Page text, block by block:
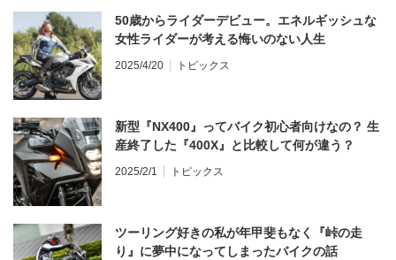
50歳からライダーデビュー。エネルギッシュな
女性ライダーが考える悔いのない人生
2025/4/20 トピックス
新型『NX400』ってバイク初心者向けなの？ 生
産終了した『400X』と比較して何が違う？
2025/2/1 トピックス
ツーリング好きの私が年甲斐もなく『峠の走
り』に夢中になってしまったバイクの話